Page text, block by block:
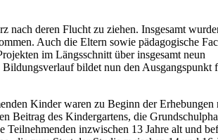
deren Flucht zu ziehen. Insgesamt
Auch die Eltern sowie pädagogische
im Längsschnitt über insgesamt neun
Bildungsverlauf bildet nun den Ausgangspunkt
Kinder waren zu Beginn der Erhebungen
Beitrag des Kindergartens, die
inzwischen 13 Jahre alt und